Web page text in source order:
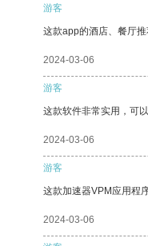
游客
这款app的酒店、餐厅
2024-03-06
游客
这款软件非常实用，可
2024-03-06
游客
这款加速器VPM应用程
2024-03-06